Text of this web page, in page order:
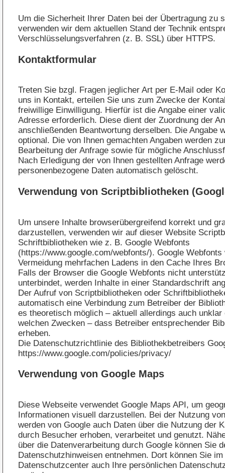
Um die Sicherheit Ihrer Daten bei der Übertragung zu
verwenden wir dem aktuellen Stand der Technik
Verschlüsselungsverfahren (z. B. SSL) über HTTPS.
Kontaktformular
Treten Sie bzgl. Fragen jeglicher Art per E-Mail oder
uns in Kontakt, erteilen Sie uns zum Zwecke der
freiwillige Einwilligung. Hierfür ist die Angabe einer
Adresse erforderlich. Diese dient der Zuordnung der
anschließenden Beantwortung derselben. Die Angabe
optional. Die von Ihnen gemachten Angaben werden
Bearbeitung der Anfrage sowie für mögliche
Nach Erledigung der von Ihnen gestellten Anfrage
personenbezogene Daten automatisch gelöscht.
Verwendung von Scriptbibliotheken
Um unsere Inhalte browserübergreifend korrekt und
darzustellen, verwenden wir auf dieser Website
Schriftbibliotheken wie z. B. Google Webfonts
(https://www.google.com/webfonts/). Google Webfonts
Vermeidung mehrfachen Ladens in den Cache Ihres
Falls der Browser die Google Webfonts nicht
unterbindet, werden Inhalte in einer Standardschrift
Der Aufruf von Scriptbibliotheken oder
automatisch eine Verbindung zum Betreiber der
es theoretisch möglich – aktuell allerdings auch unklar
welchen Zwecken – dass Betreiber entsprechender
erheben.
Die Datenschutzrichtlinie des Bibliothekbetreibers
https://www.google.com/policies/privacy/
Verwendung von Google Maps
Diese Webseite verwendet Google Maps API, um
Informationen visuell darzustellen. Bei der Nutzung
werden von Google auch Daten über die Nutzung der
durch Besucher erhoben, verarbeitet und genutzt.
über die Datenverarbeitung durch Google können Sie
Datenschutzhinweisen entnehmen. Dort können Sie im
Datenschutzcenter auch Ihre persönlichen